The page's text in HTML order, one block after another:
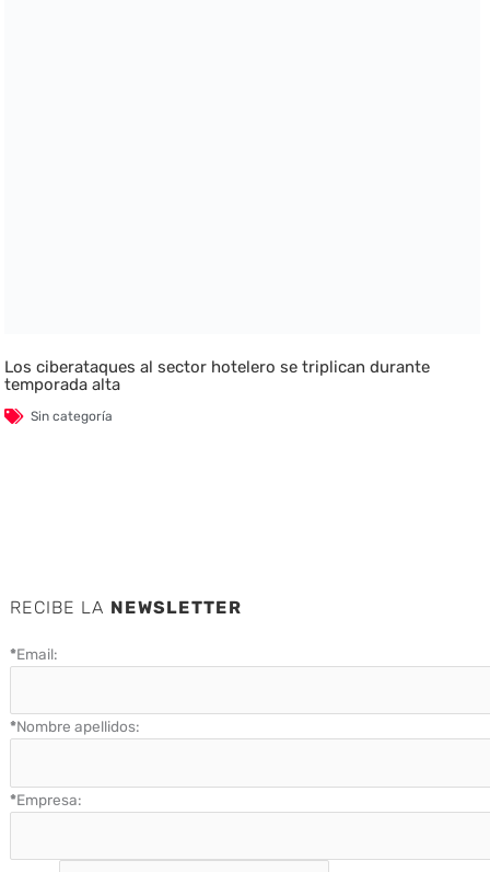
Los ciberataques al sector hotelero se triplican durante
temporada alta
Sin categoría
RECIBE LA NEWSLETTER
*Email:
*Nombre apellidos:
*Empresa: